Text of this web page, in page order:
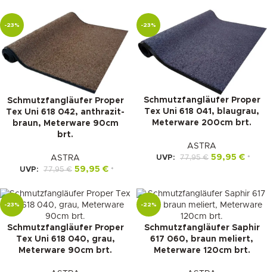
-23%
Schmutzfangläufer Proper
Tex Uni 618 042, anthrazit-
braun, Meterware 90cm
brt.
ASTRA
UVP: 77,95€ 59,95 € *
-23%
Schmutzfangläufer Proper
Tex Uni 618 041, blaugrau,
Meterware 200cm brt.
ASTRA
UVP: 77,95€ 59,95 € *
-23%
Schmutzfangläufer Proper
Tex Uni 618 040, grau,
Meterware 90cm brt.
-22%
Schmutzfangläufer Saphir
617 060, braun meliert,
Meterware 120cm brt.